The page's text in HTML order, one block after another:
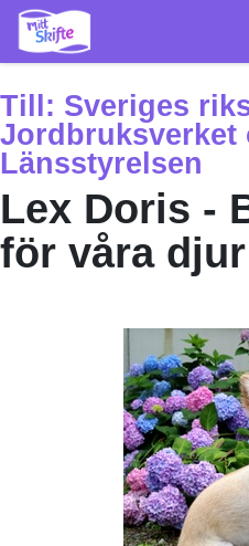
Hoppa
huvudinnehåll
Till: Sveriges
Jordbruksverket
Länsstyrelsen
Lex Doris -
för våra djur